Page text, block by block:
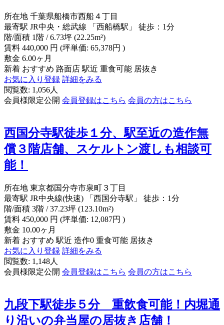
所在地 千葉県船橋市西船４丁目
最寄駅 JR中央・総武線 「西船橋駅」 徒歩：1分
階/面積 1階 / 6.73坪 (22.25m²)
賃料 440,000 円 (坪単価: 65,378円 )
敷金 6.00ヶ月
新着 おすすめ 路面店 駅近 重食可能 居抜き
お気に入り登録 詳細をみる
閲覧数: 1,056人
会員様限定公開 会員登録はこちら 会員の方はこちら
西国分寺駅徒歩１分、駅至近の造作無
償３階店舗、スケルトン渡しも相談可
能！
所在地 東京都国分寺市泉町３丁目
最寄駅 JR中央線(快速) 「西国分寺駅」 徒歩：1分
階/面積 3階 / 37.23坪 (123.10m²)
賃料 450,000 円 (坪単価: 12,087円 )
敷金 10.00ヶ月
新着 おすすめ 駅近 造作0 重食可能 居抜き
お気に入り登録 詳細をみる
閲覧数: 1,148人
会員様限定公開 会員登録はこちら 会員の方はこちら
九段下駅徒歩５分 重飲食可能！内堀通
り沿いの弁当屋の居抜き店舗！